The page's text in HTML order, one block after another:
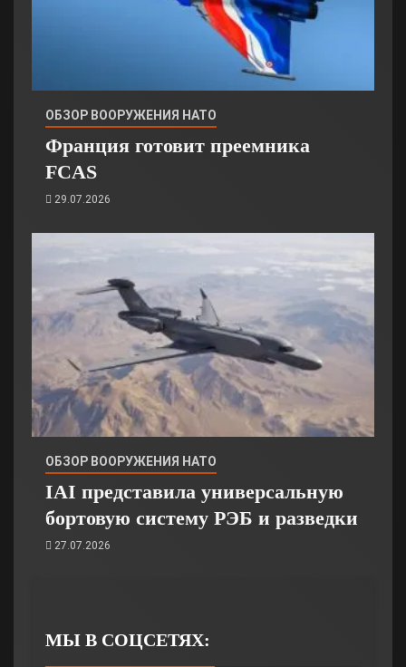
ОБЗОР ВООРУЖЕНИЯ НАТО
Франция готовит преемника
FCAS
29.07.2026
ОБЗОР ВООРУЖЕНИЯ НАТО
IAI представила универсальную
бортовую систему РЭБ и разведки
27.07.2026
МЫ В СОЦСЕТЯХ: